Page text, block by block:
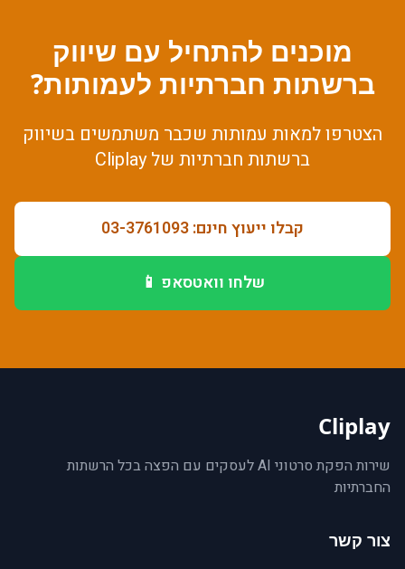
מוכנים להתחיל עם שיווק
ברשתות חברתיות לעמותות?
הצטרפו למאות עמותות שכבר משתמשים בשיווק
ברשתות חברתיות של Cliplay
קבלו ייעוץ חינם: 03-3761093
שלחו וואטסאפ 📱
Cliplay
שירות הפקת סרטוני AI לעסקים עם הפצה בכל הרשתות
החברתיות
צור קשר